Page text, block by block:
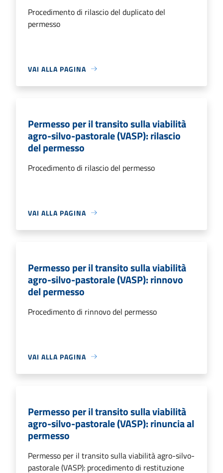
Procedimento di rilascio del duplicato del
permesso
VAI ALLA PAGINA
Permesso per il transito sulla viabilità
agro-silvo-pastorale (VASP): rilascio
del permesso
Procedimento di rilascio del permesso
VAI ALLA PAGINA
Permesso per il transito sulla viabilità
agro-silvo-pastorale (VASP): rinnovo
del permesso
Procedimento di rinnovo del permesso
VAI ALLA PAGINA
Permesso per il transito sulla viabilità
agro-silvo-pastorale (VASP): rinuncia al
permesso
Permesso per il transito sulla viabilità agro-silvo-
pastorale (VASP): procedimento di restituzione